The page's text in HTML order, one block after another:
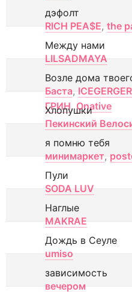
дэфолт
RICH PEA$E, the
Между нами
LILSADMAYA
Возле дома
Баста,
ГРИН, Onative
Хлопушки
Пекинский
я помню тебя
минимаркет,
Пули
SODA LUV
Наглые
MAKRAE
Дождь в Сеуле
umiso
зависимость
вечером